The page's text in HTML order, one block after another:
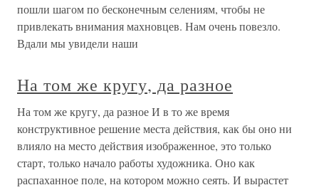
пошли шагом по бесконечным селениям, чтобы не
привлекать внимания махновцев. Нам очень повезло.
Вдали мы увидели наши
На том же кругу, да разное
На том же кругу, да разное И в то же время
конструктивное решение места действия, как бы оно ни
влияло на место действия изображенное, это только
старт, только начало работы художника. Оно как
распаханное поле, на котором можно сеять. И вырастет